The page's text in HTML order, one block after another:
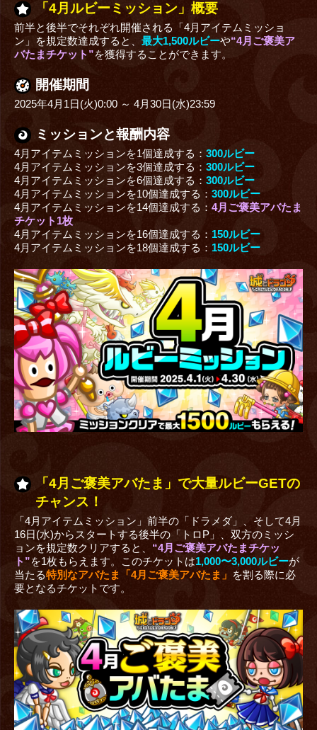
「4月ルビーミッション」概要
前半と後半でそれぞれ開催される「4月アイテムミッショ
ン」を規定数達成すると、 最大1,500ルビーや“4月ご褒美ア
バたまチケット”を獲得することができます。
開催期間
2025年4月1日(火)0:00 ～ 4月30日(水)23:59
ミッションと報酬内容
4月アイテムミッションを1個達成する： 300ルビー
4月アイテムミッションを3個達成する： 300ルビー
4月アイテムミッションを6個達成する： 300ルビー
4月アイテムミッションを10個達成する： 300ルビー
4月アイテムミッションを14個達成する： 4月ご褒美アバたま
チケット1枚
4月アイテムミッションを16個達成する： 150ルビー
4月アイテムミッションを18個達成する： 150ルビー
「4月ご褒美アバたま」で大量ルビーGETの
チャンス！
「4月アイテムミッション」前半の「ドラメダ」、そして4月
16日(水)からスタートする後半の「トロP」、双方のミッシ
ョンを規定数クリアすると、 “4月ご褒美アバたまチケッ
ト”を1枚もらえます。このチケットは1,000〜3,000ルビーが
当たる特別なアバたま「4月ご褒美アバたま」 を割る際に必
要となるチケットです。